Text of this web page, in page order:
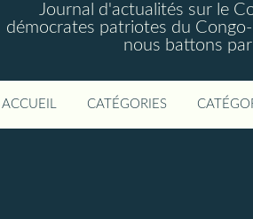
Journal d'actualités sur le
démocrates patriotes du
nous battons
ACCUEIL CATÉGORIES